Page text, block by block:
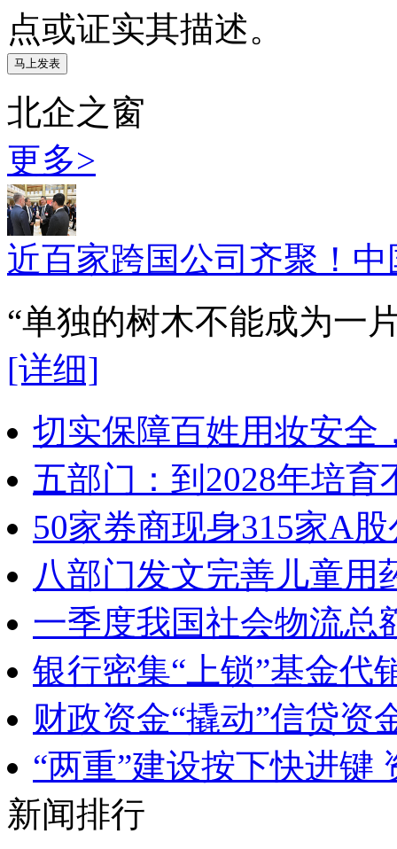
点或证实其描述。
北企之窗
更多>
近百家跨国公司齐聚！
“单独的树木不能成为一
[详细]
切实保障百姓用妆安全
五部门：到2028年培
50家券商现身315家A
八部门发文完善儿童用
一季度我国社会物流总
银行密集“上锁”基金代
财政资金“撬动”信贷资
“两重”建设按下快进键
新闻排行